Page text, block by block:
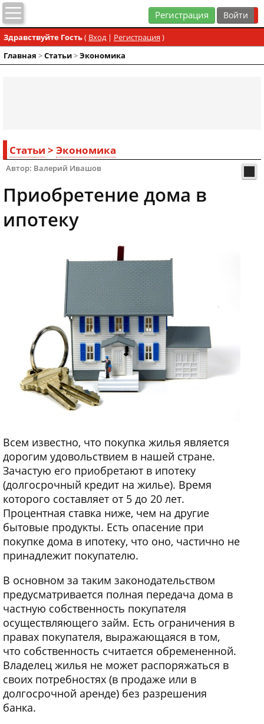
Регистрация
Здравствуйте Гость( Вход| Регистрация )
Главная >Статьи>Экономика
Статьи > Экономика
Автор: Валерий Ивашов
Приобретение дома в
ипотеку
Всем известно, что покупка жилья является
дорогим удовольствием в нашей стране.
Зачастую его приобретают в ипотеку
(долгосрочный кредит на жилье). Время
которого составляет от 5 до 20 лет.
Процентная ставка ниже, чем на другие
бытовые продукты. Есть опасение при
покупке дома в ипотеку, что оно, частично не
принадлежит покупателю.
В основном за таким законодательством
предусматривается полная передача дома в
частную собственность покупателя
осуществляющего займ. Есть ограничения в
правах покупателя, выражающаяся в том,
что собственность считается обремененной.
Владелец жилья не может распоряжаться в
своих потребностях (в продаже или в
долгосрочной аренде) без разрешения
банка.